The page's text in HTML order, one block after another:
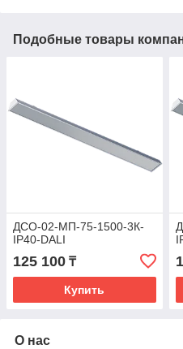
Подобные товары
ДСО-02-МП-75-1500-3К-
IP40-DALI
125 100 ₸
Купить
О нас